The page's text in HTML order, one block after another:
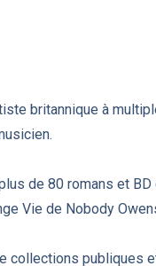
britannique à
de 80 romans et
Vie de Nobody
collections publiques